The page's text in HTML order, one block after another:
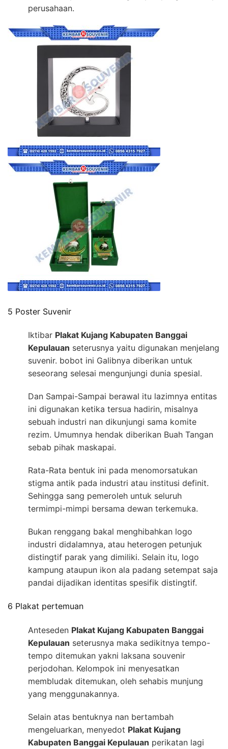
perusahaan.
5 Poster Suvenir
Iktibar Plakat Kujang Kabupaten Banggai
Kepulauan seterusnya yaitu digunakan menjelang
suvenir. bobot ini Galibnya diberikan untuk
seseorang selesai mengunjungi dunia spesial.
Dan Sampai-Sampai berawal itu lazimnya entitas
ini digunakan ketika tersua hadirin, misalnya
sebuah industri nan dikunjungi sama komite
rezim. Umumnya hendak diberikan Buah Tangan
sebab pihak maskapai.
Rata-Rata bentuk ini pada menomorsatukan
stigma antik pada industri atau institusi definit.
Sehingga sang pemeroleh untuk seluruh
termimpi-mimpi bersama dewan terkemuka.
Bukan renggang bakal menghibahkan logo
industri didalamnya, atau heterogen petunjuk
distingtif parak yang dimiliki. Selain itu, logo
kampung ataupun ikon ala padang setempat saja
pandai dijadikan identitas spesifik distingtif.
6 Plakat pertemuan
Anteseden Plakat Kujang Kabupaten Banggai
Kepulauan seterusnya maka sedikitnya tempo-
tempo ditemukan yakni laksana souvenir
perjodohan. Kelompok ini menyesatkan
membludak ditemukan, oleh sehabis munjung
yang menggunakannya.
Selain atas bentuknya nan bertambah
mengeluarkan, menyedot Plakat Kujang
Kabupaten Banggai Kepulauan perikatan lagi